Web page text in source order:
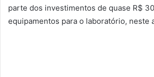
parte dos investimentos de quase R$
equipamentos para o laboratório, neste